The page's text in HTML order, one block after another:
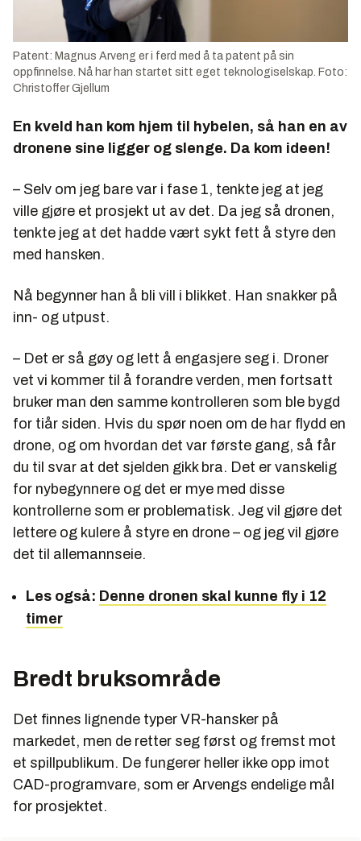
Patent: Magnus Arveng er i ferd med å ta patent på sin
oppfinnelse. Nå har han startet sitt eget teknologiselskap. Foto:
Christoffer Gjellum
En kveld han kom hjem til hybelen, så han en av
dronene sine ligger og slenge. Da kom ideen!
– Selv om jeg bare var i fase 1, tenkte jeg at jeg
ville gjøre et prosjekt ut av det. Da jeg så dronen,
tenkte jeg at det hadde vært sykt fett å styre den
med hansken.
Nå begynner han å bli vill i blikket. Han snakker på
inn- og utpust.
– Det er så gøy og lett å engasjere seg i. Droner
vet vi kommer til å forandre verden, men fortsatt
bruker man den samme kontrolleren som ble bygd
for tiår siden. Hvis du spør noen om de har flydd en
drone, og om hvordan det var første gang, så får
du til svar at det sjelden gikk bra. Det er vanskelig
for nybegynnere og det er mye med disse
kontrollerne som er problematisk. Jeg vil gjøre det
lettere og kulere å styre en drone – og jeg vil gjøre
det til allemannseie.
Les også: Denne dronen skal kunne fly i 12
timer
Bredt bruksområde
Det finnes lignende typer VR-hansker på
markedet, men de retter seg først og fremst mot
et spillpublikum. De fungerer heller ikke opp imot
CAD-programvare, som er Arvengs endelige mål
for prosjektet.